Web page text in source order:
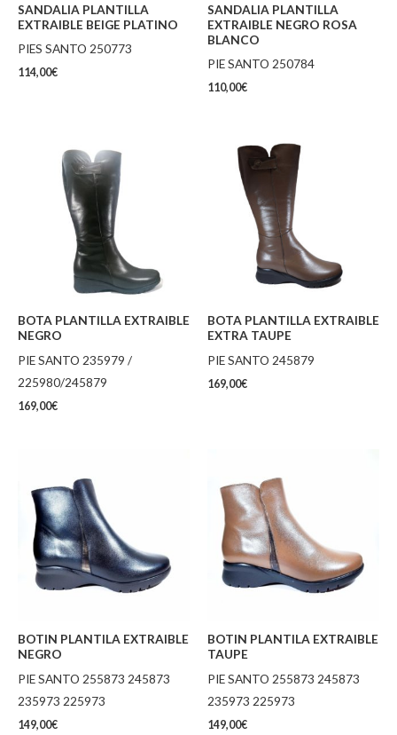
SANDALIA PLANTILLA
EXTRAIBLE BEIGE PLATINO
PIES SANTO 250773
114,00€
SANDALIA PLANTILLA
EXTRAIBLE NEGRO ROSA
BLANCO
PIE SANTO 250784
110,00€
BOTA PLANTILLA EXTRAIBLE
NEGRO
PIE SANTO 235979 /
225980/245879
169,00€
BOTA PLANTILLA EXTRAIBLE
EXTRA TAUPE
PIE SANTO 245879
169,00€
BOTIN PLANTILA EXTRAIBLE
NEGRO
PIE SANTO 255873 245873
235973 225973
149,00€
BOTIN PLANTILA EXTRAIBLE
TAUPE
PIE SANTO 255873 245873
235973 225973
149,00€